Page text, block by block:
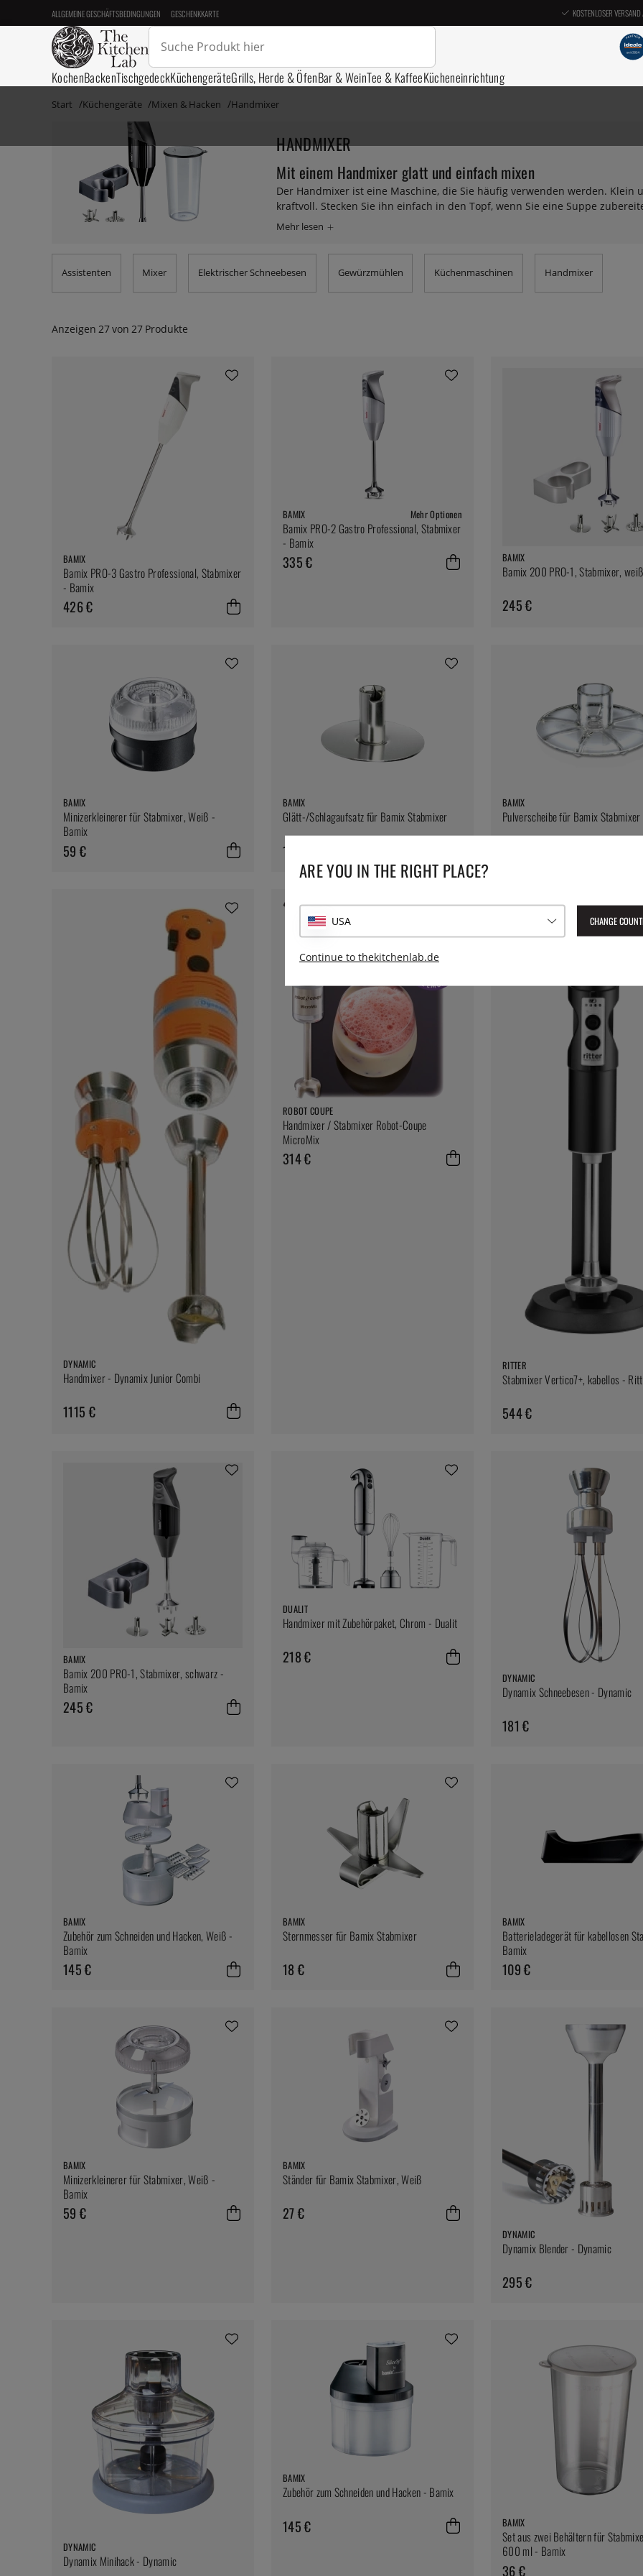
ALLGEMEINE GESCHÄFTSBEDINGUNGEN GESCHENKKARTE KOSTENLOSER
KochenBackenTischgedeckKüchengeräteGrills, Herde & ÖfenBar & WeinTee & KaffeeKücheneinrichtung
Start Küchengeräte Mixen & Hacken Handmixer
HANDMIXER
Mit einem Handmixer glatt und einfach mixen
Der Handmixer ist eine Maschine, die Sie häufig verwenden werden.
kraftvoll. Stecken Sie ihn einfach in den Topf, wenn Sie eine Suppe
Schüssel mit Eiern und Öl und wirbeln Sie im Handumdrehen eine
vertriebenen Mixer. Wir haben unter anderem Behälter, Spezialklingen
Assistenten Mixer Elektrischer Schneebesen Gewürzmühlen Küchenmaschinen Handmixer
Anzeigen 27von 27 Produkte
BAMIX
Bamix PRO-3 Gastro Professional, Stabmixer
- Bamix
426 €
BAMIX Mehr Optionen
Bamix PRO-2 Gastro Professional, Stabmixer
- Bamix
335 € BAMIX
Bamix 200 PRO-1, Stabmixer,
245 €
BAMIX
Minizerkleinerer für Stabmixer, Weiß -
Bamix
59 €
BAMIX
Glätt-/Schlagaufsatz für Bamix Stabmixer
18 €
BAMIX
Pulverscheibe für Bamix Stabmixer
DYNAMIC
Handmixer - Dynamix Junior Combi
1115 €
ROBOT COUPE
Handmixer / Stabmixer Robot-Coupe
MicroMix
314 €
RITTER
Stabmixer Vertico7+, kabellos -
544 €
BAMIX
Bamix 200 PRO-1, Stabmixer, schwarz -
Bamix
245 €
DUALIT
Handmixer mit Zubehörpaket, Chrom - Dualit
218 €
DYNAMIC
Dynamix Schneebesen - Dynamic
181 €
BAMIX
Zubehör zum Schneiden und Hacken, Weiß -
Bamix
145 €
BAMIX
Sternmesser für Bamix Stabmixer
18 €
BAMIX
Batterieladegerät für kabellosen
Bamix
109 €
BAMIX
Minizerkleinerer für Stabmixer, Weiß -
Bamix
59 €
BAMIX
Ständer für Bamix Stabmixer, Weiß
27 €
DYNAMIC
Dynamix Blender - Dynamic
295 €
DYNAMIC
Dynamix Minihack - Dynamic
BAMIX
Zubehör zum Schneiden und Hacken - Bamix
145 € BAMIX
Set aus zwei Behältern für
600 ml - Bamix
36 €
ARE YOU IN THE RIGHT PLACE?
USA CHANGE
Continue to thekitchenlab.de